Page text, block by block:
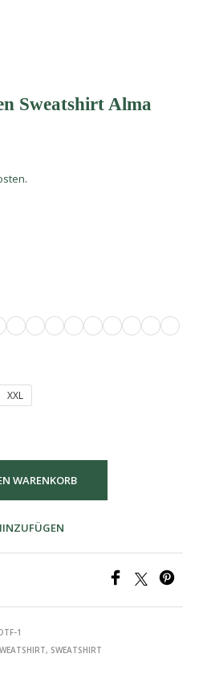
Sweatshirt Alma
.
XXL
WARENKORB
1
, SWEATSHIRT